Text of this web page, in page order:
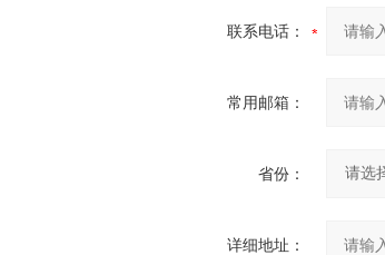
联系电话：
常用邮箱：
省份：
详细地址：